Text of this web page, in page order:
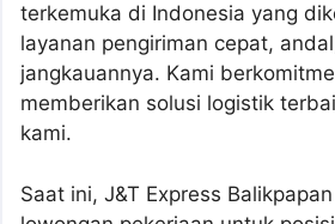
terkemuka di Indonesia yang
layanan pengiriman cepat,
jangkauannya. Kami
memberikan solusi logistik
kami.
Saat ini, J&T Express